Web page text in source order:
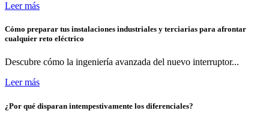
Leer más
Cómo preparar tus instalaciones industriales y terciarias para afrontar
cualquier reto eléctrico
Descubre cómo la ingeniería avanzada del nuevo interruptor...
Leer más
¿Por qué disparan intempestivamente los diferenciales?